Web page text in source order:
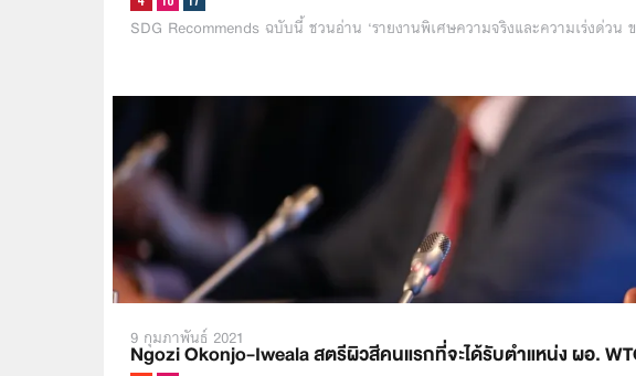
SDG Recommends ฉบับนี้ ชวนอ่าน ‘รายงานพิเศษความจริงและความเร่งด่ว
9 กุมภาพันธ์ 2021
Ngozi Okonjo-Iweala สตรีผิวสีคนแรกที่จะได้รับตำแหน่ง ผอ.